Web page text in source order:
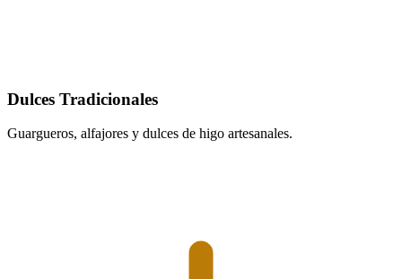
Dulces Tradicionales
Guargueros, alfajores y dulces de higo artesanales.